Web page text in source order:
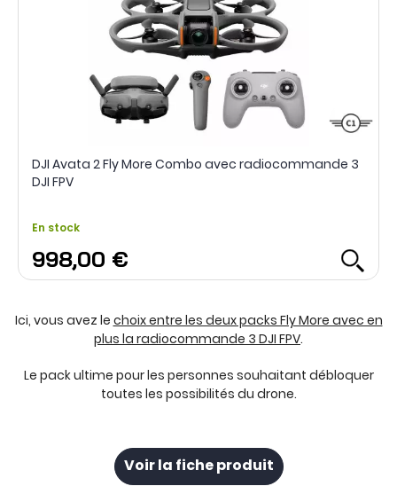
DJI Avata 2 Fly More Combo avec radiocommande 3
DJI FPV
En stock
998,00 €
Ici, vous avez le choix entre les deux packs Fly More avec en
plus la radiocommande 3 DJI FPV.
Le pack ultime pour les personnes souhaitant débloquer
toutes les possibilités du drone.
Voir la fiche produit